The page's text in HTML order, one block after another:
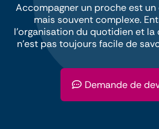
Accompagner un proche est un
mais souvent complexe.
l’organisation du quotidien et
n’est pas toujours facile de
Demande de